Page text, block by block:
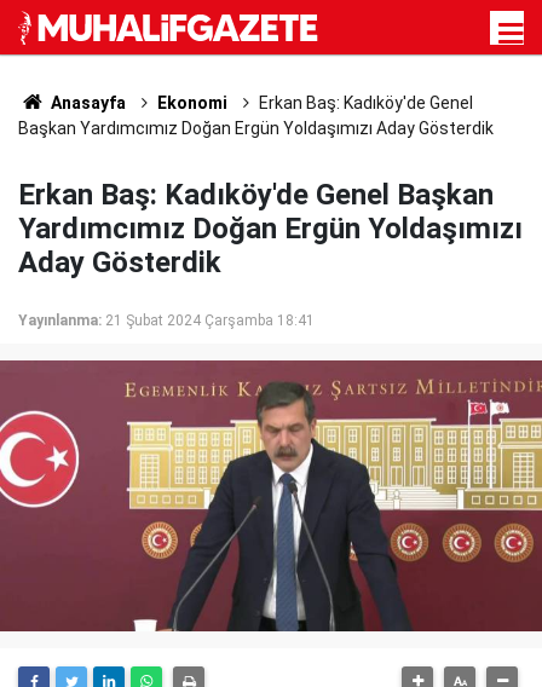
Anasayfa Ekonomi
Erkan Baş: Kadıköy'de Genel
Başkan Yardımcımız Doğan Ergün Yoldaşımızı Aday Gösterdik
Erkan Baş: Kadıköy'de Genel Başkan
Yardımcımız Doğan Ergün Yoldaşımızı
Aday Gösterdik
Yayınlanma: 21 Şubat 2024 Çarşamba 18:41